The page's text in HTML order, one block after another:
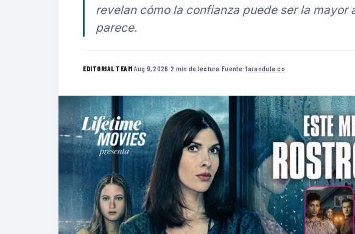
revelan cómo la confianza puede ser la mayor
parece.
EDITORIAL TEAM·Aug 9, 2026 ·2 min de lectura ·Fuente:farandula.co